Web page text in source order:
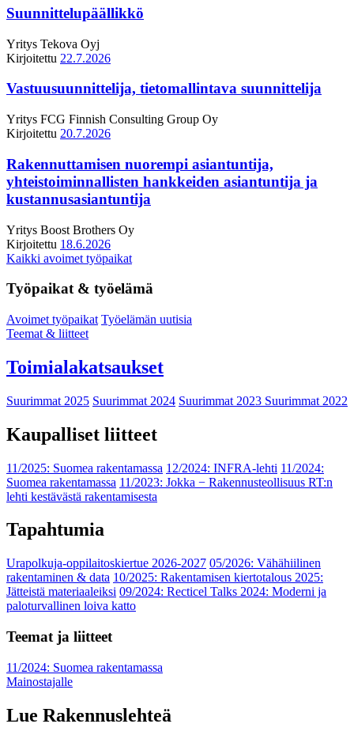
Suunnittelupäällikkö
Yritys Tekova Oyj
Kirjoitettu 22.7.2026
Vastuusuunnittelija, tietomallintava suunnittelija
Yritys FCG Finnish Consulting Group Oy
Kirjoitettu 20.7.2026
Rakennuttamisen nuorempi asiantuntija,
yhteistoiminnallisten hankkeiden asiantuntija ja
kustannusasiantuntija
Yritys Boost Brothers Oy
Kirjoitettu 18.6.2026
Kaikki avoimet työpaikat
Työpaikat & työelämä
Avoimet työpaikat Työelämän uutisia
Teemat & liitteet
Toimialakatsaukset
Suurimmat 2025 Suurimmat 2024 Suurimmat 2023 Suurimmat 2022
Kaupalliset liitteet
11/2025: Suomea rakentamassa 12/2024: INFRA-lehti 11/2024:
Suomea rakentamassa 11/2023: Jokka − Rakennusteollisuus RT:n
lehti kestävästä rakentamisesta
Tapahtumia
Urapolkuja-oppilaitoskiertue 2026-2027 05/2026: Vähähiilinen
rakentaminen & data 10/2025: Rakentamisen kiertotalous 2025:
Jätteistä materiaaleiksi 09/2024: Recticel Talks 2024: Moderni ja
paloturvallinen loiva katto
Teemat ja liitteet
11/2024: Suomea rakentamassa
Mainostajalle
Lue Rakennuslehteä